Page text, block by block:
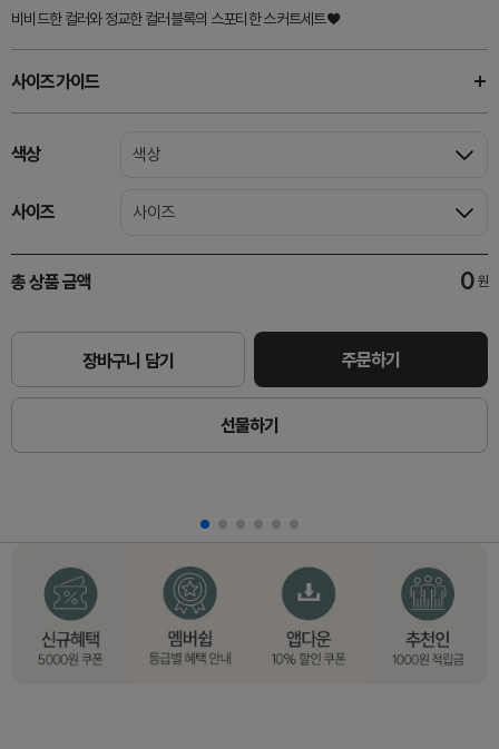
비비드한 컬러와 정교한 컬러블록의 스포티한 스커트세트♥
사이즈가이드
색상 색상
사이즈 사이즈
총 상품 금액 0 원
장바구니 담기 주문하기
선물하기